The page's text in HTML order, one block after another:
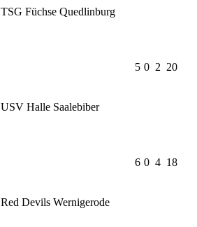
TSG Füchse Quedlinburg
USV Halle Saalebiber
5 0 2 20
Red Devils Wernigerode
6 0 4 18